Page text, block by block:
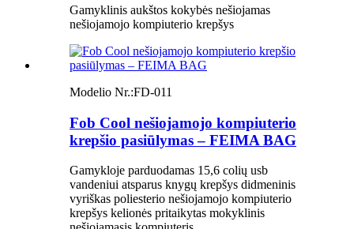
Gamyklinis aukštos kokybės nešiojamas
nešiojamojo kompiuterio krepšys
Modelio Nr.:FD-011
Fob Cool nešiojamojo kompiuterio
krepšio pasiūlymas – FEIMA BAG
Gamykloje parduodamas 15,6 colių usb
vandeniui atsparus knygų krepšys didmeninis
vyriškas poliesterio nešiojamojo kompiuterio
krepšys kelionės pritaikytas mokyklinis